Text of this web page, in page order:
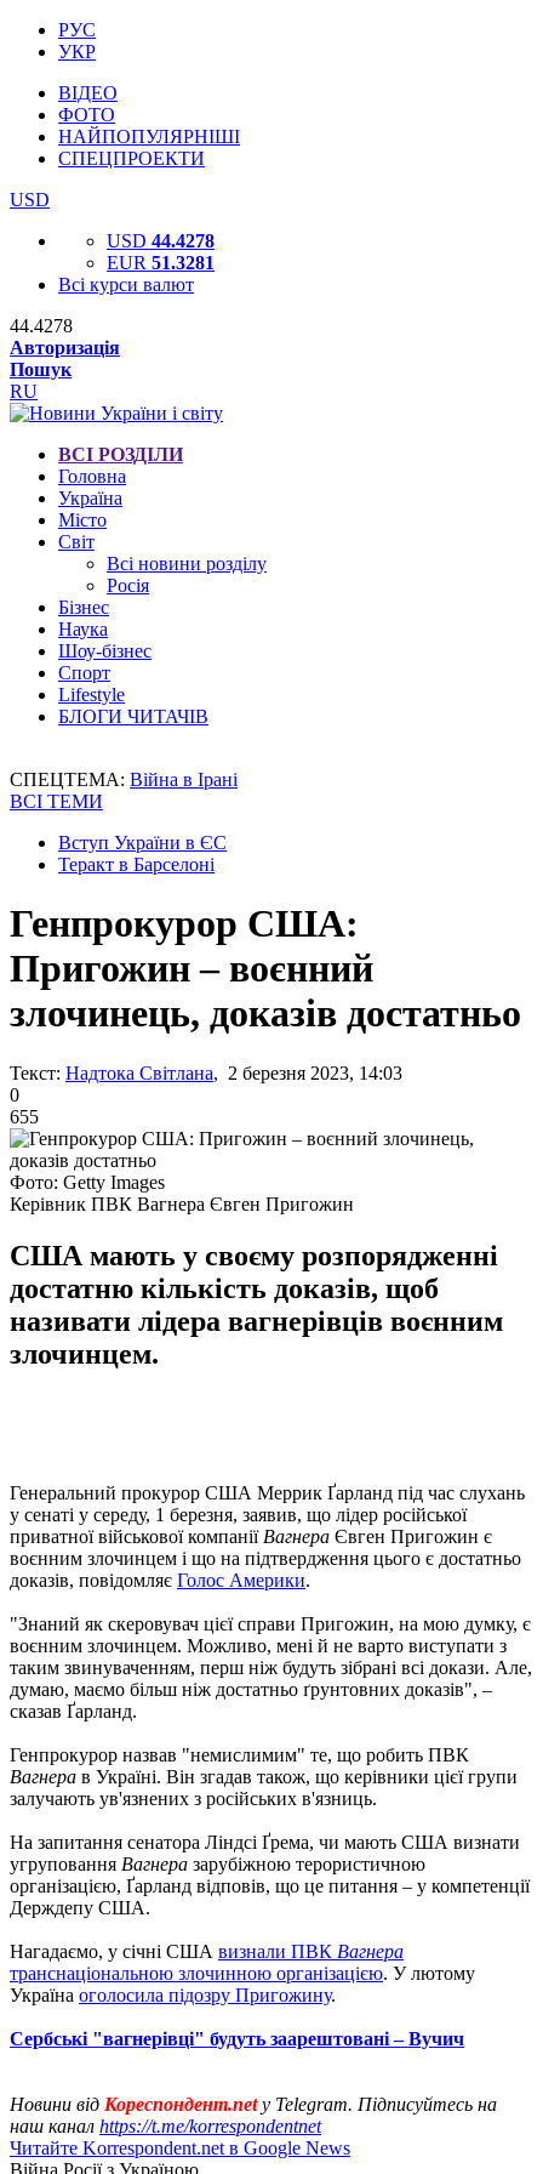
РУС
УКР
ВІДЕО
ФОТО
НАЙПОПУЛЯРНІШІ
СПЕЦПРОЕКТИ
USD
USD 44.4278
EUR 51.3281
Всі курси валют
44.4278
Авторизація
Пошук
RU
ВСІ РОЗДІЛИ
Головна
Україна
Місто
Світ
Всі новини розділу
Росія
Бізнес
Наука
Шоу-бізнес
Спорт
Lifestyle
БЛОГИ ЧИТАЧІВ
СПЕЦТЕМА: Війна в Ірані
ВСІ ТЕМИ
Вступ України в ЄС
Теракт в Барселоні
Генпрокурор США:
Пригожин – воєнний
злочинець, доказів достатньо
Текст: Надтока Світлана, 2 березня 2023, 14:03
0
655
Фото: Getty Images
Керівник ПВК Вагнера Євген Пригожин
США мають у своєму розпорядженні
достатню кількість доказів, щоб
називати лідера вагнерівців воєнним
злочинцем.
Генеральний прокурор США Меррик Ґарланд під час слухань
у сенаті у середу, 1 березня, заявив, що лідер російської
приватної військової компанії Вагнера Євген Пригожин є
воєнним злочинцем і що на підтвердження цього є достатньо
доказів, повідомляє Голос Америки.
"Знаний як скеровувач цієї справи Пригожин, на мою думку, є
воєнним злочинцем. Можливо, мені й не варто виступати з
таким звинуваченням, перш ніж будуть зібрані всі докази. Але,
думаю, маємо більш ніж достатньо ґрунтовних доказів", –
сказав Ґарланд.
Генпрокурор назвав "немислимим" те, що робить ПВК
Вагнера в Україні. Він згадав також, що керівники цієї групи
залучають ув'язнених з російських в'язниць.
На запитання сенатора Ліндсі Ґрема, чи мають США визнати
угруповання Вагнера зарубіжною терористичною
організацією, Ґарланд відповів, що це питання – у компетенції
Держдепу США.
Нагадаємо, у січні США визнали ПВК Вагнера
транснаціональною злочинною організацією. У лютому
Україна оголосила підозру Пригожину.
Сербські "вагнерівці" будуть заарештовані – Вучич
Новини від Кореспондент.netу Telegram. Підписуйтесь на
наш канал https://t.me/korrespondentnet
Читайте Korrespondent.net в Google News
Війна Росії з Україною